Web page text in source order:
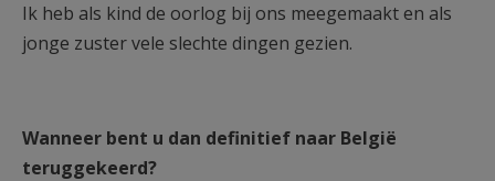
Ik heb als kind de oorlog bij ons meegemaakt en als
jonge zuster vele slechte dingen gezien.
Wanneer bent u dan definitief naar België
teruggekeerd?